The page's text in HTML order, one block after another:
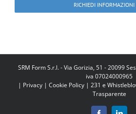
RICHIEDI INFORMAZIONI
SRM Form S.r.l. - Via Gorizia, 51 - 20099
iva 07024000965
| Privacy| Cookie Policy| 231 e
Trasparente